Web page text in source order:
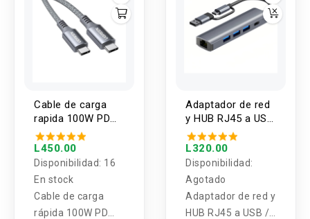
Cable de carga
rapida 100W PD
USB-C A USB-C
UGREEN
L450.00
Disponibilidad: 16
En stock
Cable de carga
rápida 100W PD
Adaptador de red
y HUB RJ45 a USB
/ USB-C
L320.00
Disponibilidad:
Agotado
Adaptador de red y
HUB RJ45 a USB /